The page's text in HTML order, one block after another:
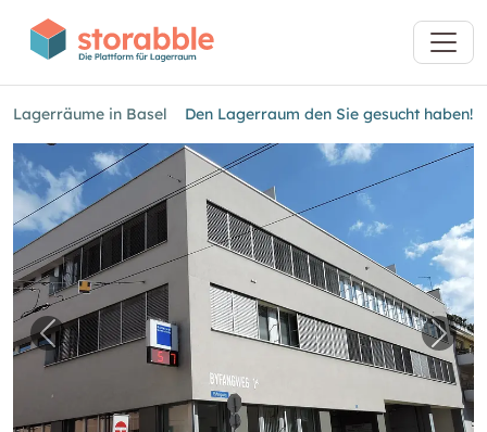
Lagerräume in Basel Den Lagerraum den Sie gesucht haben!
Vorheriges Bild für "Den Lagerraum den Sie